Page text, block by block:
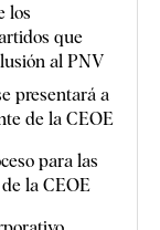
los
que
al PNV
presentará a
de la CEOE
para las
la CEOE